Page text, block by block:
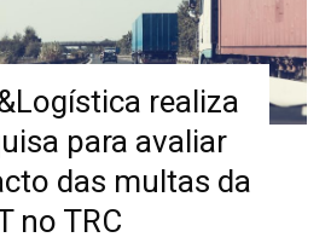
realiza
para avaliar
das multas da
no TRC